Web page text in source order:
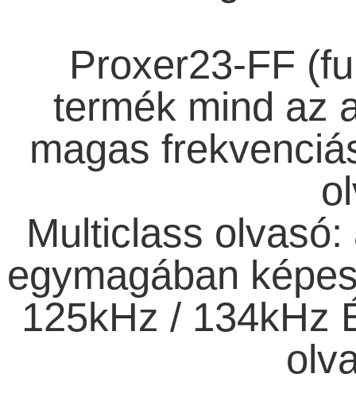
Proxer23-FF
termék mind az
magas
Multiclass
egymagában
125kHz / 134kHz